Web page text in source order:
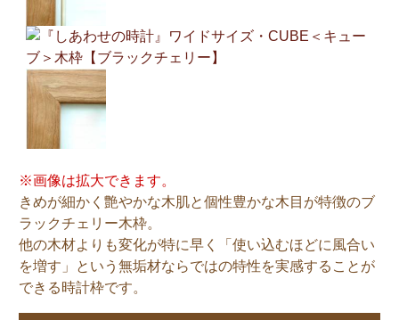
※画像は拡大できます。
きめが細かく艶やかな木肌と個性豊かな木目が特徴のブ
ラックチェリー木枠。
他の木材よりも変化が特に早く「使い込むほどに風合い
を増す」という無垢材ならではの特性を実感することが
できる時計枠です。